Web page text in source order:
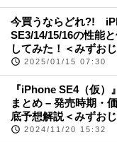
今買うならどれ?!
SE3/14/15/16の性能
してみた！＜みずお
2025/01/15 07:30
『iPhone SE4（仮）
まとめ – 発売時期・
底予想解説＜みずお
2024/11/20 15:32